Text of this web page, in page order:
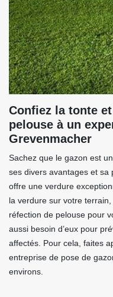
Confiez la tonte
pelouse à un
Grevenmacher
Sachez que le gazon est
ses divers avantages et sa
offre une verdure
la verdure sur votre
réfection de pelouse pour
aussi besoin d’eux pour
affectés. Pour cela, faites
entreprise de pose de
environs.